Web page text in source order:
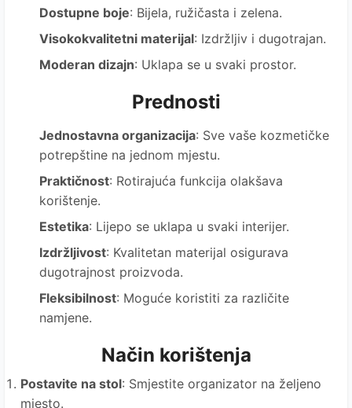
Dostupne boje: Bijela, ružičasta i zelena.
Visokokvalitetni materijal: Izdržljiv i dugotrajan.
Moderan dizajn: Uklapa se u svaki prostor.
Prednosti
Jednostavna organizacija: Sve vaše kozmetičke
potrepštine na jednom mjestu.
Praktičnost: Rotirajuća funkcija olakšava
korištenje.
Estetika: Lijepo se uklapa u svaki interijer.
Izdržljivost: Kvalitetan materijal osigurava
dugotrajnost proizvoda.
Fleksibilnost: Moguće koristiti za različite
namjene.
Način korištenja
Postavite na stol: Smjestite organizator na željeno
mjesto.